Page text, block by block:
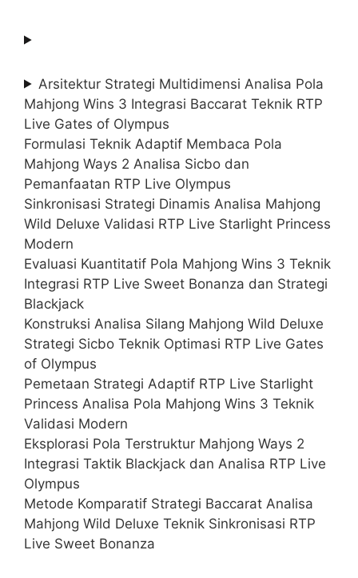
Arsitektur Strategi Multidimensi Analisa Pola
Mahjong Wins 3 Integrasi Baccarat Teknik RTP
Live Gates of Olympus
Formulasi Teknik Adaptif Membaca Pola
Mahjong Ways 2 Analisa Sicbo dan
Pemanfaatan RTP Live Olympus
Sinkronisasi Strategi Dinamis Analisa Mahjong
Wild Deluxe Validasi RTP Live Starlight Princess
Modern
Evaluasi Kuantitatif Pola Mahjong Wins 3 Teknik
Integrasi RTP Live Sweet Bonanza dan Strategi
Blackjack
Konstruksi Analisa Silang Mahjong Wild Deluxe
Strategi Sicbo Teknik Optimasi RTP Live Gates
of Olympus
Pemetaan Strategi Adaptif RTP Live Starlight
Princess Analisa Pola Mahjong Wins 3 Teknik
Validasi Modern
Eksplorasi Pola Terstruktur Mahjong Ways 2
Integrasi Taktik Blackjack dan Analisa RTP Live
Olympus
Metode Komparatif Strategi Baccarat Analisa
Mahjong Wild Deluxe Teknik Sinkronisasi RTP
Live Sweet Bonanza